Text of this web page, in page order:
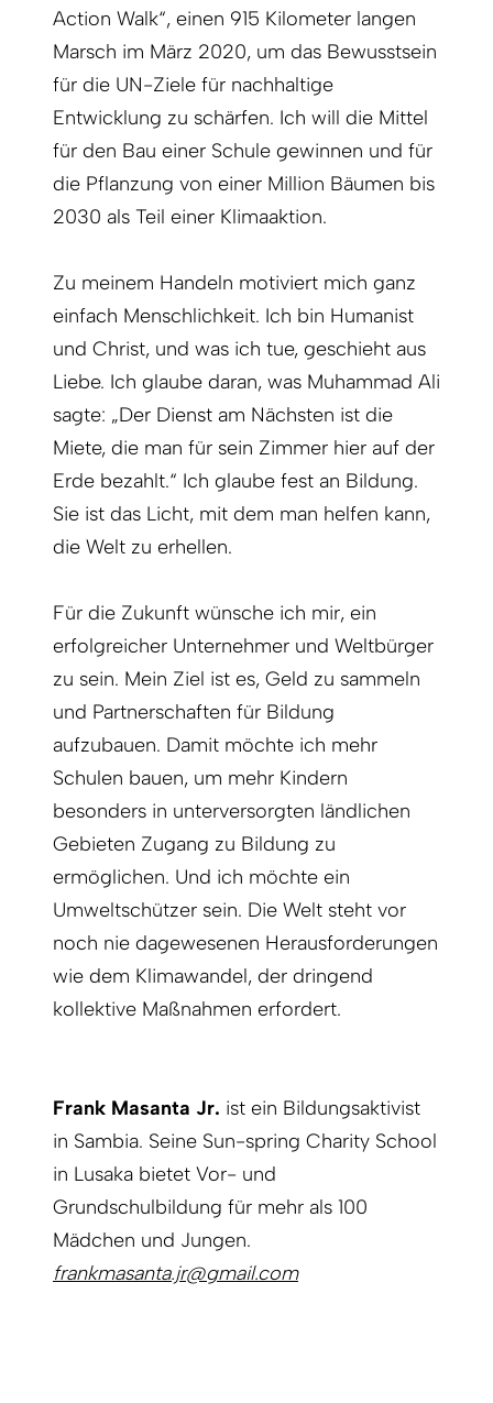
Action Walk“, einen 915 Kilometer langen
Marsch im März 2020, um das Bewusstsein
für die UN-Ziele für nachhaltige
Entwicklung zu schärfen. Ich will die Mittel
für den Bau einer Schule gewinnen und für
die Pflanzung von einer Million Bäumen bis
2030 als Teil einer Klimaaktion.
Zu meinem Handeln motiviert mich ganz
einfach Menschlichkeit. Ich bin Humanist
und Christ, und was ich tue, geschieht aus
Liebe. Ich glaube daran, was Muhammad Ali
sagte: „Der Dienst am Nächsten ist die
Miete, die man für sein Zimmer hier auf der
Erde bezahlt.“ Ich glaube fest an Bildung.
Sie ist das Licht, mit dem man helfen kann,
die Welt zu erhellen.
Für die Zukunft wünsche ich mir, ein
erfolgreicher Unternehmer und Weltbürger
zu sein. Mein Ziel ist es, Geld zu sammeln
und Partnerschaften für Bildung
aufzubauen. Damit möchte ich mehr
Schulen bauen, um mehr Kindern
besonders in unterversorgten ländlichen
Gebieten Zugang zu Bildung zu
ermöglichen. Und ich möchte ein
Umweltschützer sein. Die Welt steht vor
noch nie dagewesenen Herausforderungen
wie dem Klimawandel, der dringend
kollektive Maßnahmen erfordert.
Frank Masanta Jr. ist ein Bildungsaktivist
in Sambia. Seine Sun-spring Charity School
in Lusaka bietet Vor- und
Grundschulbildung für mehr als 100
Mädchen und Jungen.
frankmasanta.jr@gmail.com